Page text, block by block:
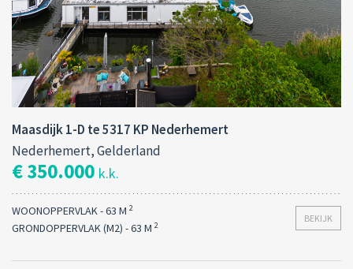
Maasdijk 1-D te 5317 KP Nederhemert
Nederhemert, Gelderland
€ 350.000 k.k.
BEKIJK
WOONOPPERVLAK - 63 M 2
GRONDOPPERVLAK (M2) - 63 M 2